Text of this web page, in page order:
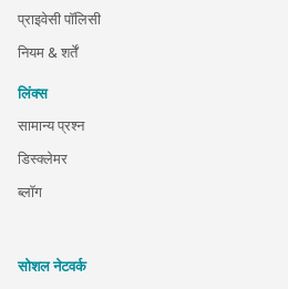
प्राइवेसी पॉलिसी
नियम & शर्तें
लिंक्स
सामान्य प्रश्न
डिस्क्लेमर
ब्लॉग
सोशल नेटवर्क